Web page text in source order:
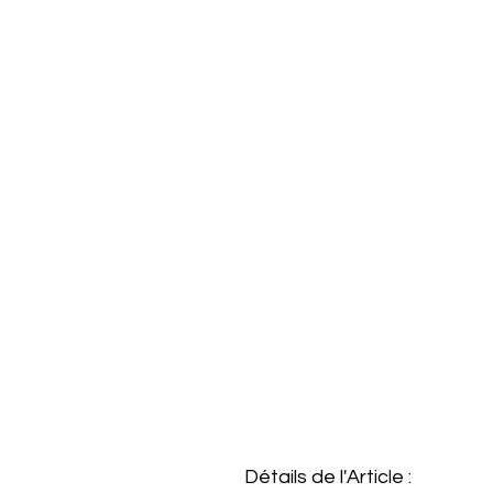
Détails de l'Article :